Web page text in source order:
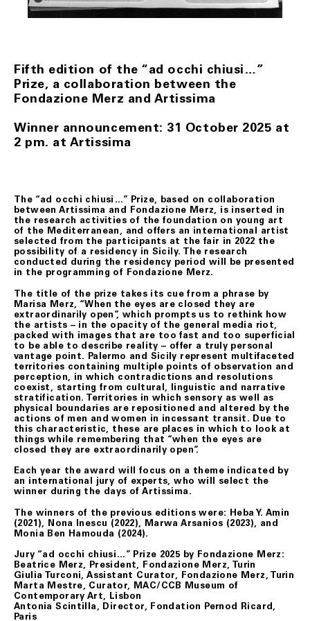
vengono consegnati al corriere.
all’ufficio postale o al corriere prescelti per la
restituzione.
La richiesta di recesso dovrà essere anticipata a
riscontro, il/i prodotto/i, in condizioni di sostanziale
integrità – custoditi ed eventualmente adoperati con
l’uso della normale diligenza – dovranno essere spediti
Il Cliente, potrà rifiutare il ritiro del/i prodotti all’atto
della consegna secondo quanto stabilito al precedente
art. 6.
In ogni ipotesi di cui sopra, soltanto dopo aver verificato
le condizioni del/i prodotto/i restituiti, Fondazione
Merz provvederà al rimborso del loro prezzo, mediante
storno dell’importo addebitato sulla carta di credito
indicata dal Cliente, nel minor tempo possibile e,
comunque, in ogni caso, quattordici (14) giorni dal
rientro della merce.
Nei casi di mancato rispetto delle condizioni e modalità
di esercizio del recesso previste nel presente articolo, il
contratto rimarrà valido ed efficace, pertanto, il Cliente
non avrà nulla a pretendere da Fondazione Merz che, se
richiesto, restituirà il/i prodotti al Cliente addebitando
le spese di spedizione.
ART. 8 GARANZIA SUI BENI
Tutti i prodotti in vendita nel presente sito sono
realizzati rispettando elevati standard di qualità; nel
non conforme o con difetto di fabbricazione, dovrà darne
immediata comunicazione a Fondazione Merz.
al momento del ricevimento del prodotto, dovranno
essere comunicati a Fondazione Merz dal Cliente.
In tutti i casi di cui sopra, gli uffici competenti di
Fondazione Merz, effettuate le necessarie verifiche, ne
daranno comunicazione al Cliente e, se accertati il
danno, la non conformità o il difetto di fabbricazione,
attiveranno la procedura di sostituzione del/i
prodotto/i, senza alcuna spesa di spedizione aggiuntiva
a carico del Cliente.
Fifth edition of the “ad occhi chiusi…”
Prize, a collaboration between the
Fondazione Merz and Artissima
Winner announcement: 31 October 2025 at
2 pm. at Artissima
The “ad occhi chiusi…” Prize, based on collaboration
between Artissima and Fondazione Merz, is inserted in
the research activities of the foundation on young art
of the Mediterranean, and offers an international artist
selected from the participants at the fair in 2022 the
possibility of a residency in Sicily. The research
conducted during the residency period will be presented
in the programming of Fondazione Merz.
The title of the prize takes its cue from a phrase by
Marisa Merz, “When the eyes are closed they are
extraordinarily open”, which prompts us to rethink how
the artists – in the opacity of the general media riot,
packed with images that are too fast and too superficial
to be able to describe reality – offer a truly personal
vantage point. Palermo and Sicily represent multifaceted
territories containing multiple points of observation and
perception, in which contradictions and resolutions
coexist, starting from cultural, linguistic and narrative
stratification. Territories in which sensory as well as
physical boundaries are repositioned and altered by the
actions of men and women in incessant transit. Due to
this characteristic, these are places in which to look at
things while remembering that “when the eyes are
closed they are extraordinarily open”.
Each year the award will focus on a theme indicated by
an international jury of experts, who will select the
winner during the days of Artissima.
The winners of the previous editions were: Heba Y. Amin
(2021), Nona Inescu (2022), Marwa Arsanios (2023), and
Monia Ben Hamouda (2024).
Jury “ad occhi chiusi…” Prize 2025 by Fondazione Merz:
Beatrice Merz, President, Fondazione Merz, Turin
Giulia Turconi, Assistant Curator, Fondazione Merz, Turin
Marta Mestre, Curator, MAC/CCB Museum of
Contemporary Art, Lisbon
Antonia Scintilla, Director, Fondation Pernod Ricard,
Paris